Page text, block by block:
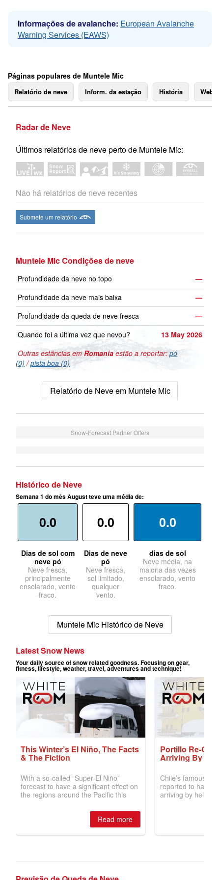
Informações de avalanche: European Avalanche
Warning Services (EAWS)
Páginas populares de Muntele Mic
Relatório de neve Inform. da estação História
Radar de Neve
Últimos relatórios de neve perto de Muntele Mic:
Não há relatórios de neve recentes
Submete um relatório
Muntele Mic Condições de neve
Profundidade da neve no topo
—
Profundidade da neve mais baixa
—
Profundidade da queda de neve fresca
—
Quando foi a última vez que nevou?
13 May 2026
Outras estâncias emRomania estão a reportar: pó
(0) /pista boa (0)
Relatório de Neve em Muntele Mic
Snow-Forecast Partner Offers
Histórico de Neve
Semana 1 do mês August teve uma média de:
0.0
Dias de sol com
neve pó
Neve fresca,
principalmente
ensolarado, vento
fraco.
0.0
Dias de neve
pó
Neve fresca,
sol limitado,
qualquer
vento.
0.0
dias de sol
Neve média, na
maioria das vezes
ensolarado, vento
fraco.
Muntele Mic Histórico de Neve